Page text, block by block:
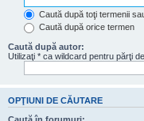
Caută după toţi termenii
Caută după orice termen
Caută după autor:
Utilizaţi * ca wildcard pentru părţi
OPŢIUNI DE CĂUTARE